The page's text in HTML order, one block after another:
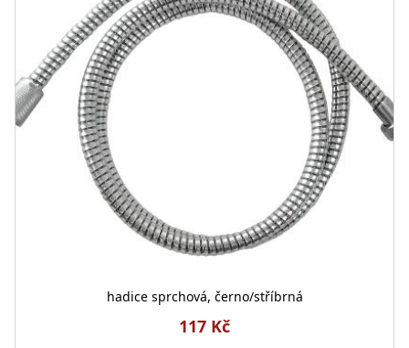
hadice sprchová, černo/stříbrná
117 Kč